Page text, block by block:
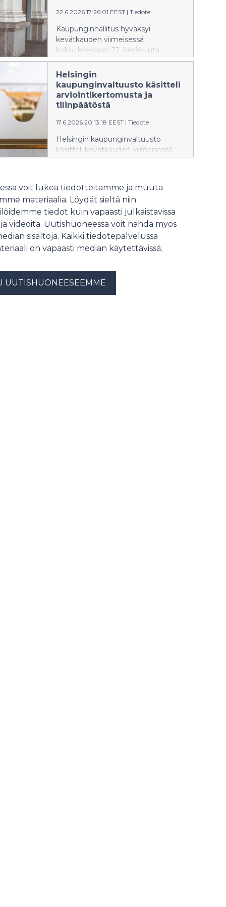
Kokouksessa elinkeinojaosto käsitteli
kehitysohjelmaa ja matkailun ja
tapahtumien kehitysohjelmaa.
22.6.2026 17:26:01 EEST | Tiedote
Kaupunginhallitus hyväksyi
kevätkauden viimeisessä
kokouksessaan 22. kesäkuuta
asunnottomuusohjelman vuosille
2026–2029.
Helsingin
kaupunginvaltuusto käsitteli
arviointikertomusta ja
tilinpäätöstä
17.6.2026 20:13:18 EEST | Tiedote
Helsingin kaupunginvaltuusto
käsitteli kevätkauden viimeisessä
kokouksessa 17. kesäkuuta vuoden
tilintarkastuskertomuksia sekä
tilinpäätöstä. Valtuusto hyväksyi
myös Aleksanterin teatterin
asemakaavan muutoksen.
voit lukea tiedotteitamme ja muuta
materiaalia. Löydät sieltä niin
tiedot kuin vapaasti julkaistavissa
videoita. Uutishuoneessa voit nähdä myös
sisältöjä. Kaikki tiedotepalvelussa
on vapaasti median käytettävissä.
UUTISHUONEESEEMME